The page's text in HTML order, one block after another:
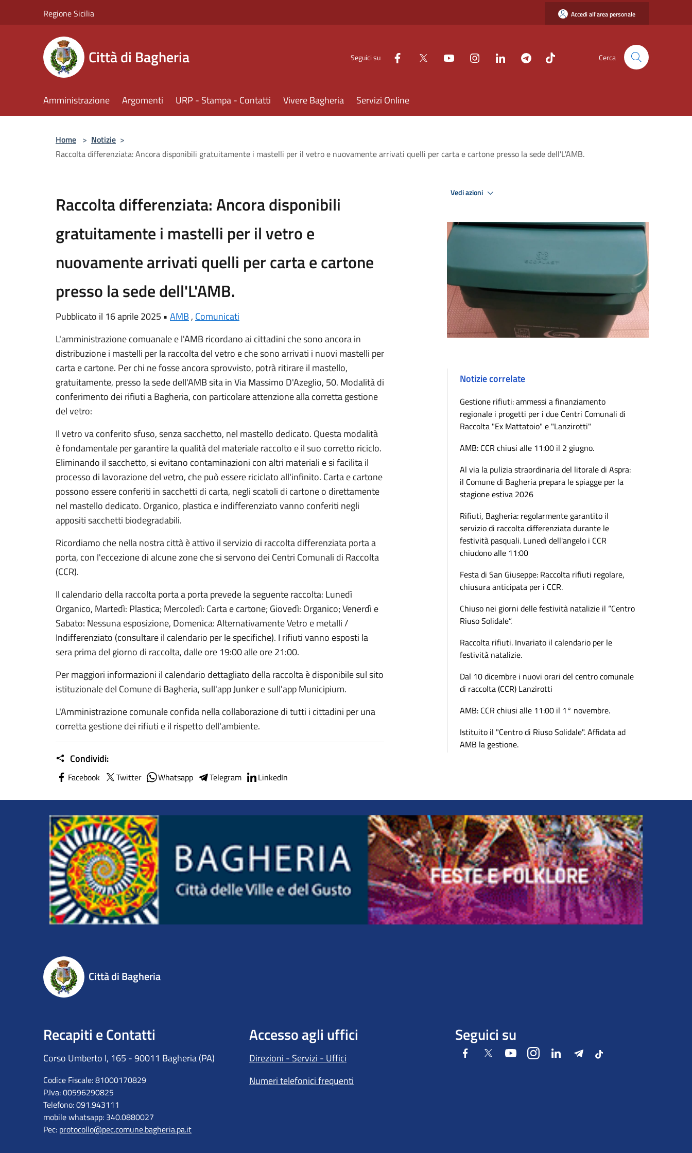
Regione Sicilia Accedi all'area personale
Città di Bagheria Seguici su Cerca
Amministrazione Argomenti URP - Stampa - Contatti Vivere Bagheria Servizi Online
Home > Notizie >
Raccolta differenziata: Ancora disponibili gratuitamente i mastelli per il vetro e nuovamente arrivati quelli per carta e cartone presso la sede dell'L'AMB.
Raccolta differenziata: Ancora disponibili
gratuitamente i mastelli per il vetro e
nuovamente arrivati quelli per carta e cartone
presso la sede dell'L'AMB.
Pubblicato il 16 aprile 2025 • AMB, Comunicati
L'amministrazione comuanale e l'AMB ricordano ai cittadini che sono ancora in
distribuzione i mastelli per la raccolta del vetro e che sono arrivati i nuovi mastelli per
carta e cartone. Per chi ne fosse ancora sprovvisto, potrà ritirare il mastello,
gratuitamente, presso la sede dell'AMB sita in Via Massimo D'Azeglio, 50. Modalità di
conferimento dei rifiuti a Bagheria, con particolare attenzione alla corretta gestione
del vetro:
Il vetro va conferito sfuso, senza sacchetto, nel mastello dedicato. Questa modalità
è fondamentale per garantire la qualità del materiale raccolto e il suo corretto riciclo.
Eliminando il sacchetto, si evitano contaminazioni con altri materiali e si facilita il
processo di lavorazione del vetro, che può essere riciclato all'infinito. Carta e cartone
possono essere conferiti in sacchetti di carta, negli scatoli di cartone o direttamente
nel mastello dedicato. Organico, plastica e indifferenziato vanno conferiti negli
appositi sacchetti biodegradabili.
Ricordiamo che nella nostra città è attivo il servizio di raccolta differenziata porta a
porta, con l'eccezione di alcune zone che si servono dei Centri Comunali di Raccolta
(CCR).
Il calendario della raccolta porta a porta prevede la seguente raccolta: Lunedì
Organico, Martedì: Plastica; Mercoledì: Carta e cartone; Giovedì: Organico; Venerdì e
Sabato: Nessuna esposizione, Domenica: Alternativamente Vetro e metalli /
Indifferenziato (consultare il calendario per le specifiche). I rifiuti vanno esposti la
sera prima del giorno di raccolta, dalle ore 19:00 alle ore 21:00.
Per maggiori informazioni il calendario dettagliato della raccolta è disponibile sul sito
istituzionale del Comune di Bagheria, sull'app Junker e sull'app Municipium.
L'Amministrazione comunale confida nella collaborazione di tutti i cittadini per una
corretta gestione dei rifiuti e il rispetto dell'ambiente.
Condividi:
Facebook Twitter Whatsapp Telegram LinkedIn
Vedi azioni
Notizie correlate
Gestione rifiuti: ammessi a finanziamento
regionale i progetti per i due Centri Comunali di
Raccolta "Ex Mattatoio" e "Lanzirotti"
AMB: CCR chiusi alle 11:00 il 2 giugno.
Al via la pulizia straordinaria del litorale di Aspra:
il Comune di Bagheria prepara le spiagge per la
stagione estiva 2026
Rifiuti, Bagheria: regolarmente garantito il
servizio di raccolta differenziata durante le
festività pasquali. Lunedì dell'angelo i CCR
chiudono alle 11:00
Festa di San Giuseppe: Raccolta rifiuti regolare,
chiusura anticipata per i CCR.
Chiuso nei giorni delle festività natalizie il “Centro
Riuso Solidale”.
Raccolta rifiuti. Invariato il calendario per le
festività natalizie.
Dal 10 dicembre i nuovi orari del centro comunale
di raccolta (CCR) Lanzirotti
AMB: CCR chiusi alle 11:00 il 1° novembre.
Istituito il "Centro di Riuso Solidale". Affidata ad
AMB la gestione.
Città di Bagheria
Recapiti e Contatti
Corso Umberto I, 165 - 90011 Bagheria (PA)
Codice Fiscale: 81000170829
P.Iva: 00596290825
Telefono: 091.943111
mobile whatsapp: 340.0880027
Pec: protocollo@pec.comune.bagheria.pa.it
Accesso agli uffici
Direzioni - Servizi - Uffici
Numeri telefonici frequenti
Seguici su
FacebookTwitter YoutubeInstagramLinkedIn Telegram
Tiktok